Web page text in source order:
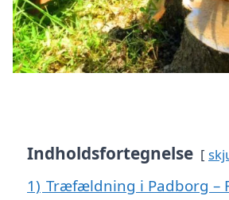
Indholdsfortegnelse
1) Træfældning i Padborg –